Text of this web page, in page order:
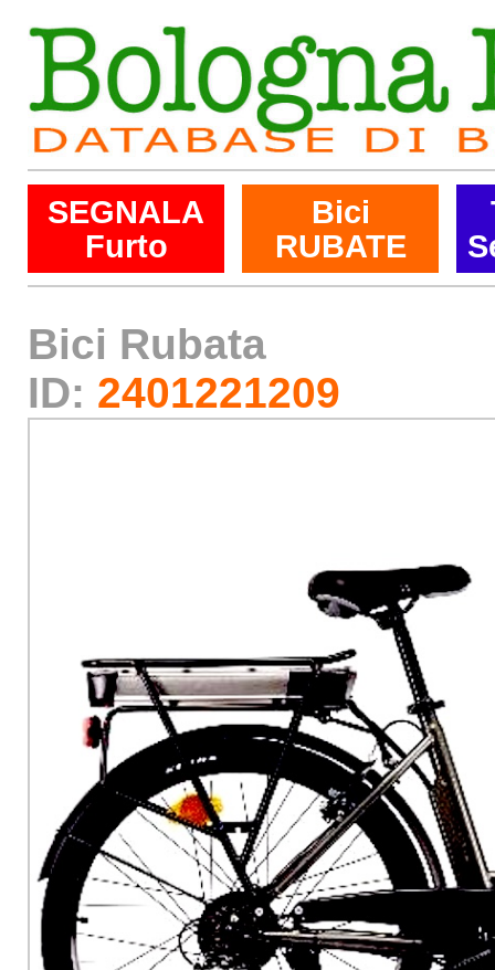
SEGNALA
Furto
Bici
RUBATE
Bici Rubata
ID: 2401221209